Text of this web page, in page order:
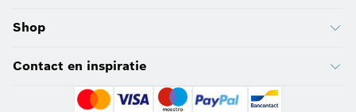
Shop
Contact en inspiratie